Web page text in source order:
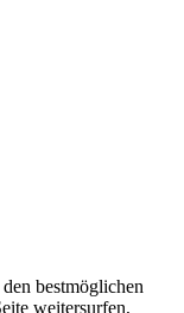
bestmöglichen
weitersurfen,